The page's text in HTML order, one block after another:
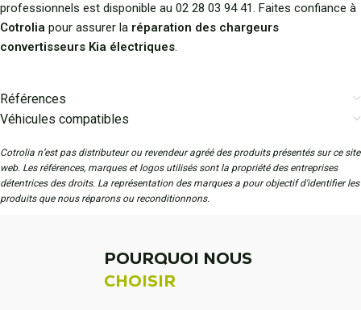
professionnels est disponible au 02 28 03 94 41. Faites confiance à
Cotrolia pour assurer la réparation des chargeurs
convertisseurs Kia électriques.
Références
Véhicules compatibles
Cotrolia n’est pas distributeur ou revendeur agréé des produits présentés sur ce site
web. Les références, marques et logos utilisés sont la propriété des entreprises
détentrices des droits. La représentation des marques a pour objectif d'identifier les
produits que nous réparons ou reconditionnons.
POURQUOI NOUS
CHOISIR